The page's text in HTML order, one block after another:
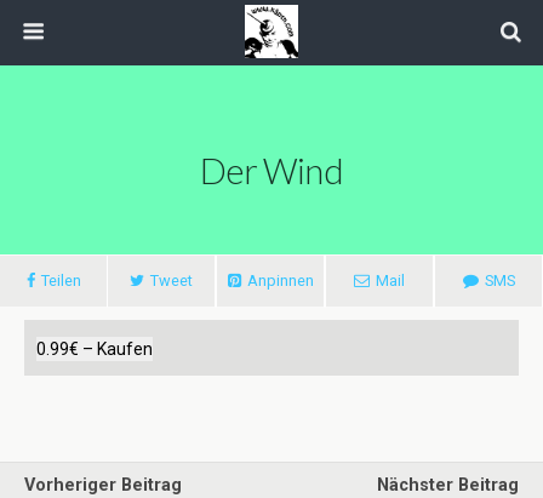
Der Wind
Teilen Tweet Anpinnen Mail SMS
0.99€ – Kaufen
Vorheriger Beitrag
Nächster Beitrag